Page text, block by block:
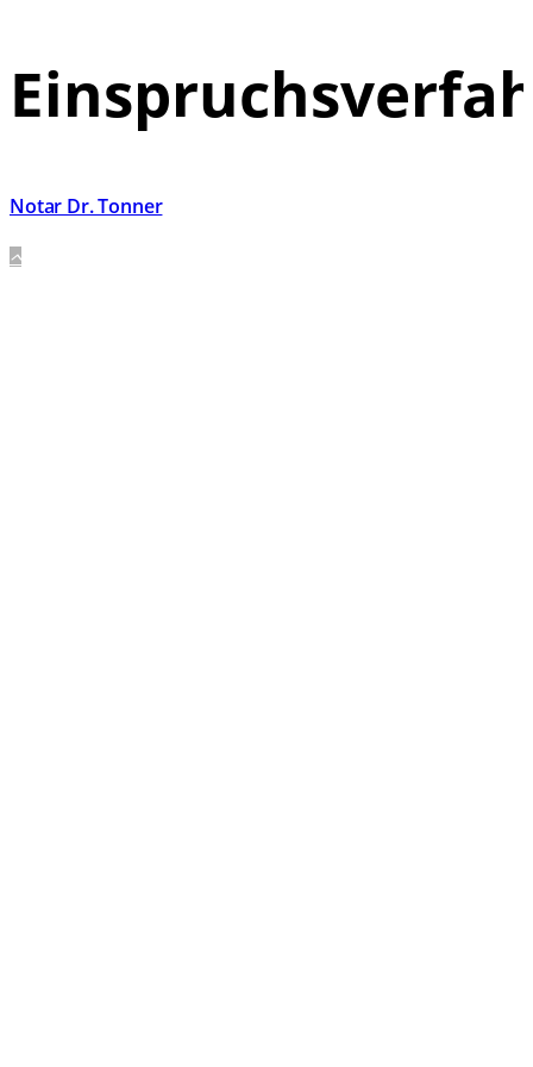
Notar Dr. Tonner